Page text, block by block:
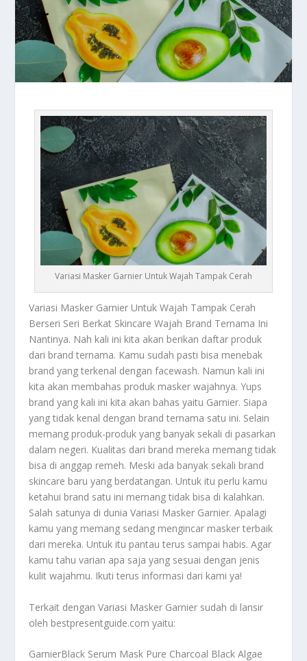
Variasi Masker Garnier Untuk Wajah Tampak Cerah
Variasi Masker Garnier Untuk Wajah Tampak Cerah
Berseri Seri Berkat Skincare Wajah Brand Ternama Ini
Nantinya. Nah kali ini kita akan berikan daftar produk
dari brand ternama. Kamu sudah pasti bisa menebak
brand yang terkenal dengan facewash. Namun kali ini
kita akan membahas produk masker wajahnya. Yups
brand yang kali ini kita akan bahas yaitu Garnier. Siapa
yang tidak kenal dengan brand ternama satu ini. Selain
memang produk-produk yang banyak sekali di pasarkan
dalam negeri. Kualitas dari brand mereka memang tidak
bisa di anggap remeh. Meski ada banyak sekali brand
skincare baru yang berdatangan. Untuk itu perlu kamu
ketahui brand satu ini memang tidak bisa di kalahkan.
Salah satunya di duniaVariasi Masker Garnier. Apalagi
kamu yang memang sedang mengincar masker terbaik
dari mereka. Untuk itu pantau terus sampai habis. Agar
kamu tahu varian apa saja yang sesuai dengan jenis
kulit wajahmu. Ikuti terus informasi dari kami ya!
Terkait denganVariasi Masker Garnier sudah di lansir
oleh bestpresentguide.com yaitu:
GarnierBlack Serum Mask Pure Charcoal Black Algae